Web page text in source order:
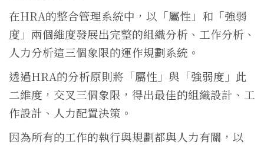
在HRA的整合管理系統中，以「屬性」和「強弱
度」兩個維度發展出完整的組織分析、工作分析、
人力分析這三個象限的運作規劃系統。
透過HRA的分析原則將「屬性」與「強弱度」此
二維度，交叉三個象限，得出最佳的組織設計、工
作設計、人力配置決策。
因為所有的工作的執行與規劃都與人力有關，以